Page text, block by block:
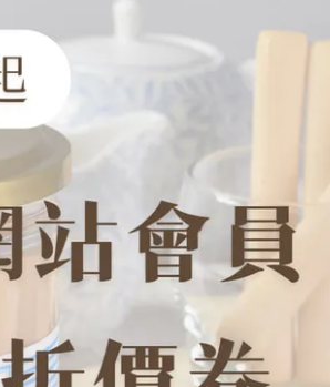
、戶外都能即開即享！選用新鮮牛奶